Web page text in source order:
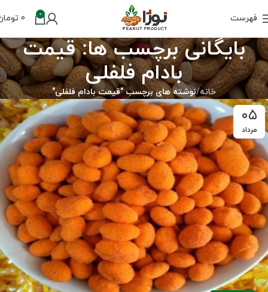
فهرست 0
0
بایگانی برچسب ها: قیمت
بادام فلفلی
خانه نوشته های برچسب "قیمت بادام فلفلی"
۰۵
مرداد